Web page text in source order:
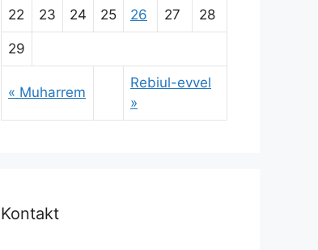
« Muharrem
Rebiul-evvel
»
22 23 24 25 26 27 28
29
Kontakt